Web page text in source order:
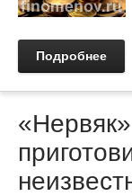
Подробнее